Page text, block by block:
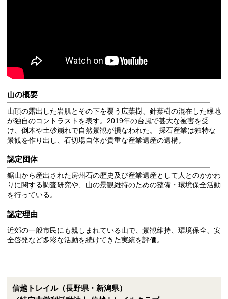
山の概要
山頂の露出した岩肌とその下を覆う広葉樹、針葉樹の混在した緑地
が独自のコントラストを表す。2019年の台風で甚大な被害を受
け、倒木や土砂崩れで自然景観が損なわれた。 採石産業は独特な
景観を作り出し、石切場自体が貴重な産業遺産の遺構。
認定団体
鋸山から産出された房州石の歴史及び産業遺産として人とのかかわ
りに関する調査研究や、山の景観維持のための整備・環境保全活動
を行っている。
認定理由
近郊の一般市民にも親しまれている山で、景観維持、環境保全、安
全啓発など多彩な活動を続けてきた実績を評価。
信越トレイル（長野県・新潟県）